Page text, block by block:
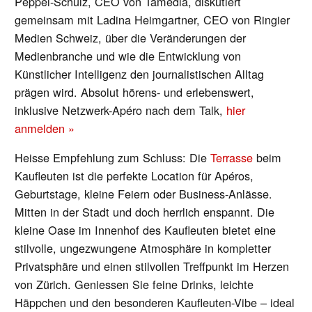
gemeinsam mit Ladina Heimgartner, CEO von Ringier
Medien Schweiz, über die Veränderungen der
Medienbranche und wie die Entwicklung von
Künstlicher Intelligenz den journalistischen Alltag
prägen wird. Absolut hörens- und erlebenswert,
inklusive Netzwerk-Apéro nach dem Talk, hier
anmelden »
Heisse Empfehlung zum Schluss: DieTerrasse beim
Kaufleuten ist die perfekte Location für Apéros,
Geburtstage, kleine Feiern oder Business-Anlässe.
Mitten in der Stadt und doch herrlich enspannt. Die
kleine Oase im Innenhof des Kaufleuten bietet eine
stilvolle, ungezwungene Atmosphäre in kompletter
Privatsphäre und einen stilvollen Treffpunkt im Herzen
von Zürich. Geniessen Sie feine Drinks, leichte
Häppchen und den besonderen Kaufleuten-Vibe – ideal